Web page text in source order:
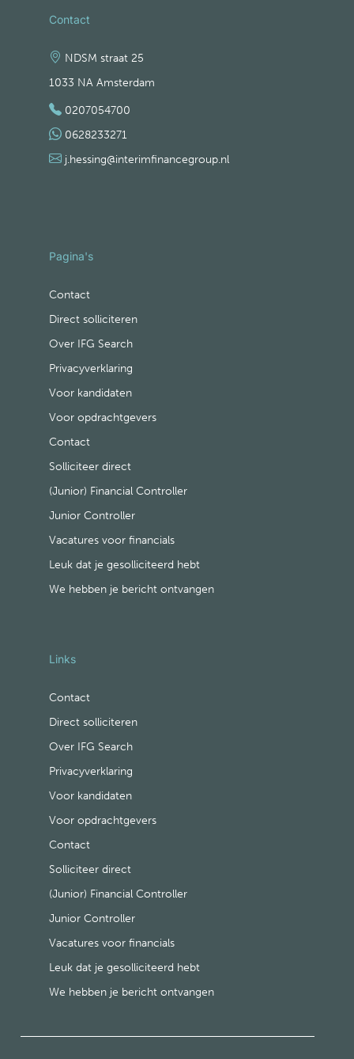
Contact
NDSM straat 25
1033 NA Amsterdam
0207054700
0628233271
j.hessing@interimfinancegroup.nl
Pagina's
Contact
Direct solliciteren
Over IFG Search
Privacyverklaring
Voor kandidaten
Voor opdrachtgevers
Contact
Solliciteer direct
(Junior) Financial Controller
Junior Controller
Vacatures voor financials
Leuk dat je gesolliciteerd hebt
We hebben je bericht ontvangen
Links
Contact
Direct solliciteren
Over IFG Search
Privacyverklaring
Voor kandidaten
Voor opdrachtgevers
Contact
Solliciteer direct
(Junior) Financial Controller
Junior Controller
Vacatures voor financials
Leuk dat je gesolliciteerd hebt
We hebben je bericht ontvangen